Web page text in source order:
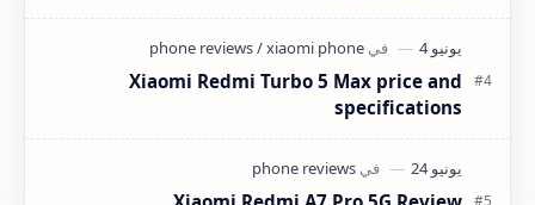
Xiaomi Redmi Turbo 5 Max price and
specifications